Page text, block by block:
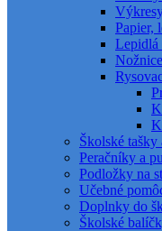
Papier,
Lepidlá
Školské tašky
Peračníky a
Podložky na
Učebné
Doplnky do
Školské